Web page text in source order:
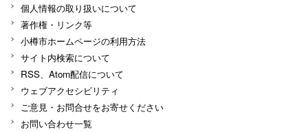
個人情報の取り扱いについて
著作権・リンク等
小樽市ホームページの利用方法
サイト内検索について
RSS、Atom配信について
ウェブアクセシビリティ
ご意見・お問合せをお寄せください
お問い合わせ一覧